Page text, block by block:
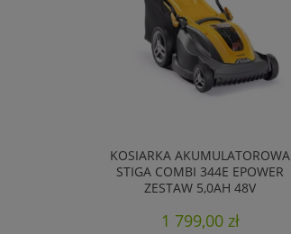
KOSIARKA AKUMULATOROWA
STIGA COMBI 344E EPOWER
ZESTAW 5,0AH 48V
1 799,00 zł